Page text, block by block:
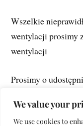
We value your
We use cookies to
Wszelkie
wentylacji prosimy
wentylacji
Prosimy o